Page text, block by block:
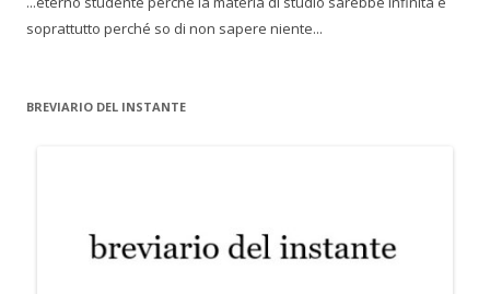
soprattutto perché so di non sapere niente...
BREVIARIO DEL INSTANTE